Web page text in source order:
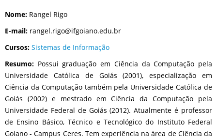
Nome: Rangel Rigo
E-mail: rangel.rigo@ifgoiano.edu.br
Cursos: Sistemas de Informação
Resumo: Possui graduação em Ciência da Computação pela
Universidade Católica de Goiás (2001), especialização em
Ciência da Computação também pela Universidade Católica de
Goiás (2002) e mestrado em Ciência da Computação pela
Universidade Federal de Goiás (2012). Atualmente é professor
de Ensino Básico, Técnico e Tecnológico do Instituto Federal
Goiano - Campus Ceres. Tem experiência na área de Ciência da